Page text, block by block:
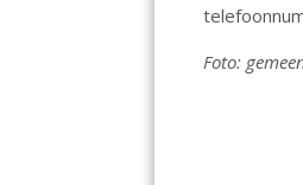
Foto: